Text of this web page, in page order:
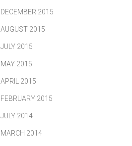
DECEMBER 2015
AUGUST 2015
JULY 2015
MAY 2015
APRIL 2015
FEBRUARY 2015
JULY 2014
MARCH 2014